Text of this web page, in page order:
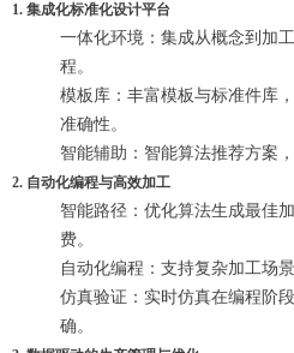
1. 集成化标准化设计平台
一体化环境：集成从概念到加
程。
模板库：丰富模板与标准件库
准确性。
智能辅助：智能算法推荐方案
2. 自动化编程与高效加工
智能路径：优化算法生成最佳
费。
自动化编程：支持复杂加工
仿真验证：实时仿真在编程阶
确。